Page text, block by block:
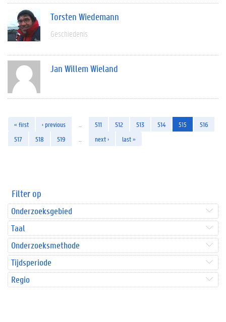
Torsten Wiedemann
Geschiedenis
Jan Willem Wieland
« first ‹ previous 511 512 513 514 515
516
517
518 519 next › last »
Filter op
Onderzoeksgebied
Taal
Onderzoeksmethode
Tijdsperiode
Regio